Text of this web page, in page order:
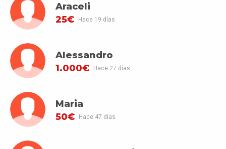
Araceli
25€
Hace 19 días
Alessandro
1.000€
Hace 27 días
Maria
50€
Hace 47 días